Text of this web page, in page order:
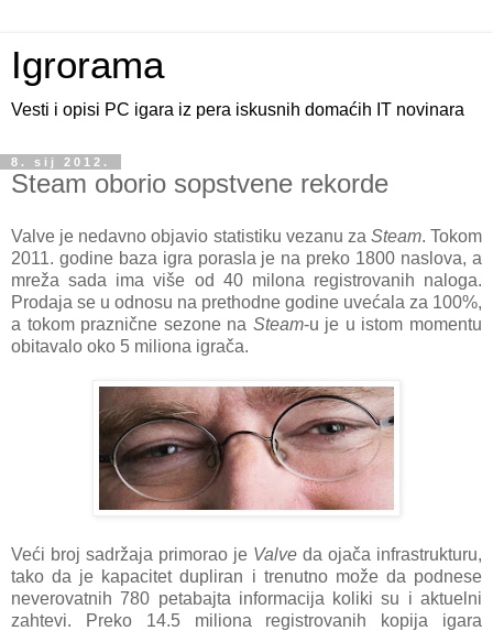
Igrorama
Vesti i opisi PC igara iz pera iskusnih domaćih IT novinara
8. sij 2012.
Steam oborio sopstvene rekorde
Valve je nedavno objavio statistiku vezanu za Steam. Tokom
2011. godine baza igra porasla je na preko 1800 naslova, a
mreža sada ima više od 40 milona registrovanih naloga.
Prodaja se u odnosu na prethodne godine uvećala za 100%,
a tokom praznične sezone na Steam-u je u istom momentu
obitavalo oko 5 miliona igrača.
Veći broj sadržaja primorao je Valve da ojača infrastrukturu,
tako da je kapacitet dupliran i trenutno može da podnese
neverovatnih 780 petabajta informacija koliki su i aktuelni
zahtevi. Preko 14.5 miliona registrovanih kopija igara